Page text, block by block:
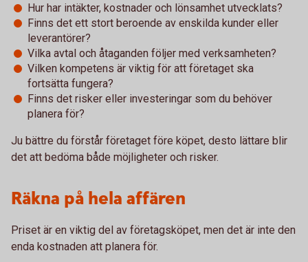
Hur har intäkter, kostnader och lönsamhet utvecklats?
Finns det ett stort beroende av enskilda kunder eller
leverantörer?
Vilka avtal och åtaganden följer med verksamheten?
Vilken kompetens är viktig för att företaget ska
fortsätta fungera?
Finns det risker eller investeringar som du behöver
planera för?
Ju bättre du förstår företaget före köpet, desto lättare blir
det att bedöma både möjligheter och risker.
Räkna på hela affären
Priset är en viktig del av företagsköpet, men det är inte den
enda kostnaden att planera för.